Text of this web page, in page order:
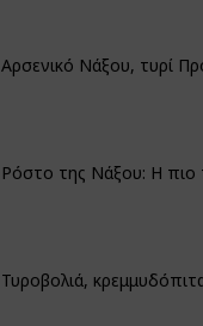
Αρσενικό Νάξου, τυρί
Ρόστο της Νάξου: Η πιο
Τυροβολιά,